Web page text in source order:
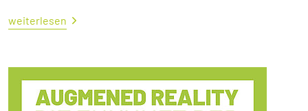
weiterlesen